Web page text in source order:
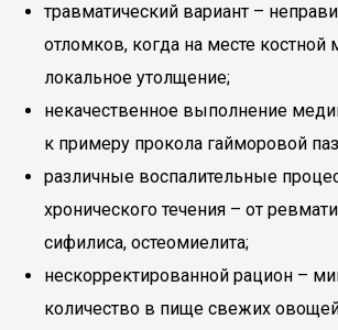
травматический вариант –
отломков, когда на месте костной
локальное утолщение;
некачественное выполнение
к примеру прокола гайморовой
различные воспалительные
хронического течения – от
сифилиса, остеомиелита;
нескорректированной рацион –
количество в пище свежих